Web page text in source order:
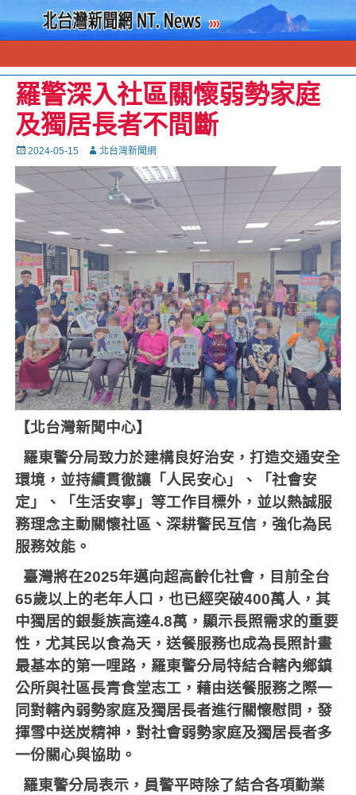
羅警深入社區關懷弱勢家庭
及獨居長者不間斷
Posted
on
2024-05-15 Autor北台灣新聞網
【北台灣新聞中心】
羅東警分局致力於建構良好治安，打造交通安全
環境，並持續貫徹讓「人民安心」、「社會安
定」、「生活安寧」等工作目標外，並以熱誠服
務理念主動關懷社區、深耕警民互信，強化為民
服務效能。
臺灣將在2025年邁向超高齡化社會，目前全台
65歲以上的老年人口，也已經突破400萬人，其
中獨居的銀髮族高達4.8萬，顯示長照需求的重要
性，尤其民以食為天，送餐服務也成為長照計畫
最基本的第一哩路，羅東警分局特結合轄內鄉鎮
公所與社區長青食堂志工，藉由送餐服務之際一
同對轄內弱勢家庭及獨居長者進行關懷慰問，發
揮雪中送炭精神，對社會弱勢家庭及獨居長者多
一份關心與協助。
羅東警分局表示，員警平時除了結合各項勤業